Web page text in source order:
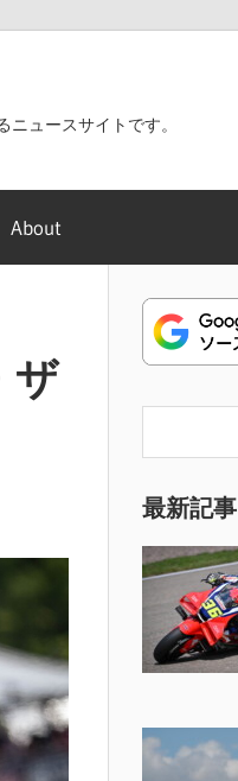
ュースサイトです。
About
ザ
最新記事